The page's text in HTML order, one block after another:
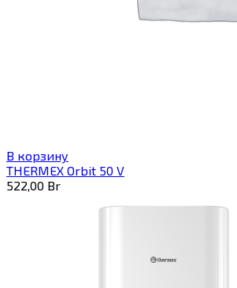
В корзину
THERMEX Orbit 50 V
522,00 Br